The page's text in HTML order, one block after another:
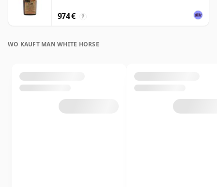
974 € ?
WO KAUFT MAN WHITE HORSE